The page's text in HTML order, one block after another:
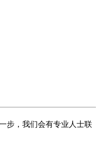
步，我们会有专业人士联